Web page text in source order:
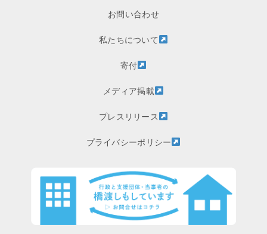
お問い合わせ
私たちについて
寄付
メディア掲載
プレスリリース
プライバシーポリシー